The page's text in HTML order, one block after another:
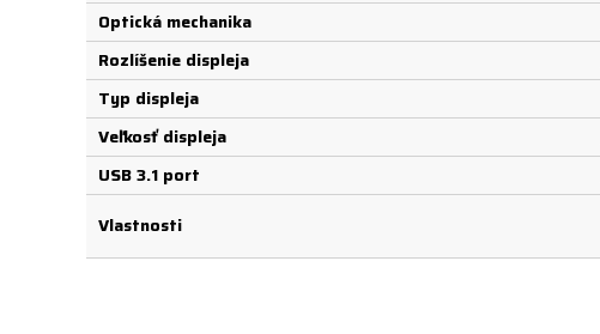
Optická mechanika
Rozlíšenie displeja
Typ displeja
Veľkosť displeja
USB 3.1 port
Vlastnosti